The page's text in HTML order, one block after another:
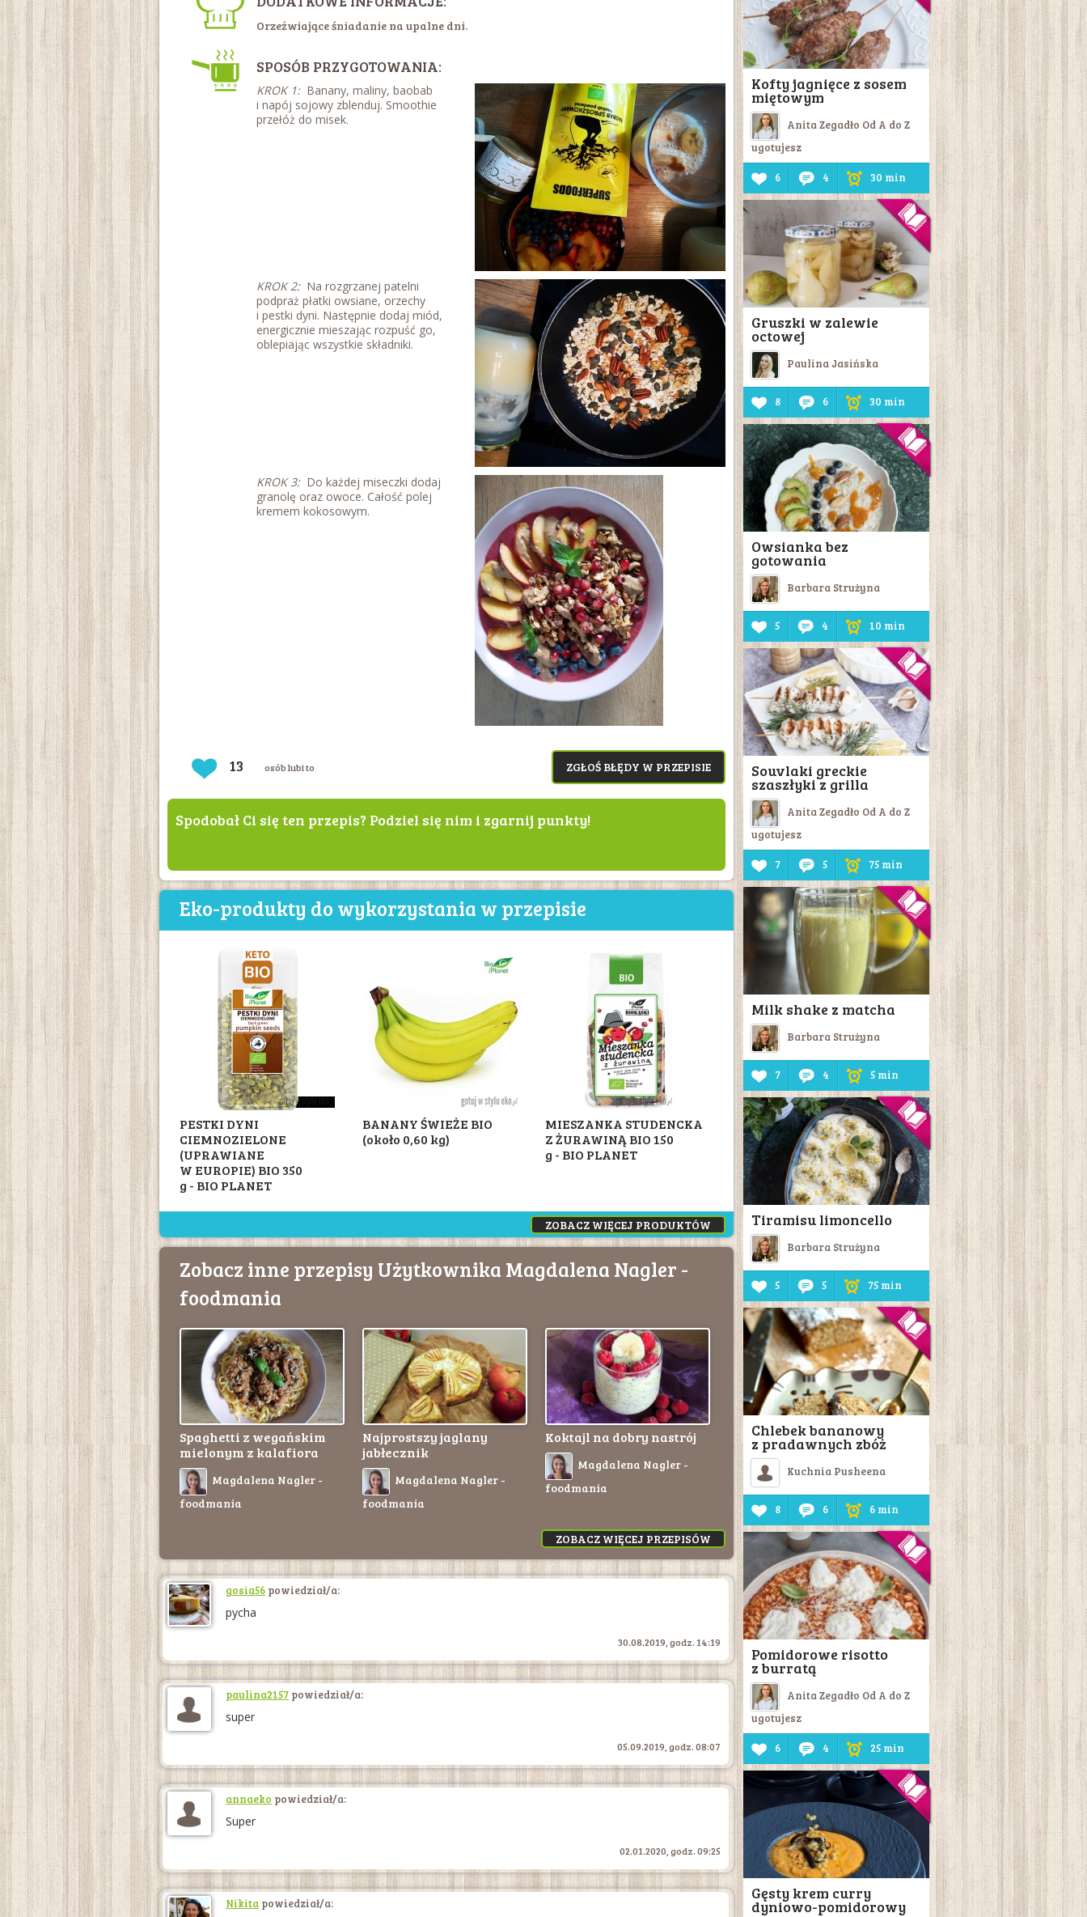
Orzeźwiające śniadanie na upalne dni.
SPOSÓB PRZYGOTOWANIA:
KROK 1:Banany, maliny, baobab
i napój sojowy zblenduj. Smoothie
przełóż do misek.
KROK 2:Na rozgrzanej patelni
podpraż płatki owsiane, orzechy
i pestki dyni. Następnie dodaj miód,
energicznie mieszając rozpuść go,
oblepiając wszystkie składniki.
KROK 3:Do każdej miseczki dodaj
granolę oraz owoce. Całość polej
kremem kokosowym.
13 osób lubi to ZGŁOŚ BŁĘDY W PRZEPISIE
Spodobał Ci się ten przepis? Podziel się nim i zgarnij punkty!
Eko-produkty do wykorzystania w przepisie
PESTKI DYNI
CIEMNOZIELONE
(UPRAWIANE
W EUROPIE) BIO 350
g - BIO PLANET
BANANY ŚWIEŻE BIO
(około 0,60 kg)
MIESZANKA STUDENCKA
Z ŻURAWINĄ BIO 150
g - BIO PLANET
ZOBACZ WIĘCEJ PRODUKTÓW
Zobacz inne przepisy Użytkownika Magdalena Nagler -
foodmania
Spaghetti z wegańskim
mielonym z kalafiora
Magdalena Nagler -
foodmania
Najprostszy jaglany
jabłecznik
Magdalena Nagler -
foodmania
Koktajl na dobry nastrój
Magdalena Nagler -
foodmania
ZOBACZ WIĘCEJ PRZEPISÓW
gosia56 powiedział/a:
pycha
30.08.2019, godz. 14:19
paulina2157 powiedział/a:
super
05.09.2019, godz. 08:07
annaeko powiedział/a:
Super
02.01.2020, godz. 09:25
Nikita powiedział/a:
Kofty jagnięce z sosem
miętowym
Anita Zegadło Od A do Z
ugotujesz
6 4 30 min
Gruszki w zalewie
octowej
Paulina Jasińska
8 6 30 min
Owsianka bez
gotowania
Barbara Strużyna
5 4 10 min
Souvlaki greckie
szaszłyki z grilla
Anita Zegadło Od A do Z
ugotujesz
7 5 75 min
Milk shake z matcha
Barbara Strużyna
7 4 5 min
Tiramisu limoncello
Barbara Strużyna
5 5 75 min
Chlebek bananowy
z pradawnych zbóż
Kuchnia Pusheena
8 6 6 min
Pomidorowe risotto
z burratą
Anita Zegadło Od A do Z
ugotujesz
6 4 25 min
Gęsty krem curry
dyniowo-pomidorowy